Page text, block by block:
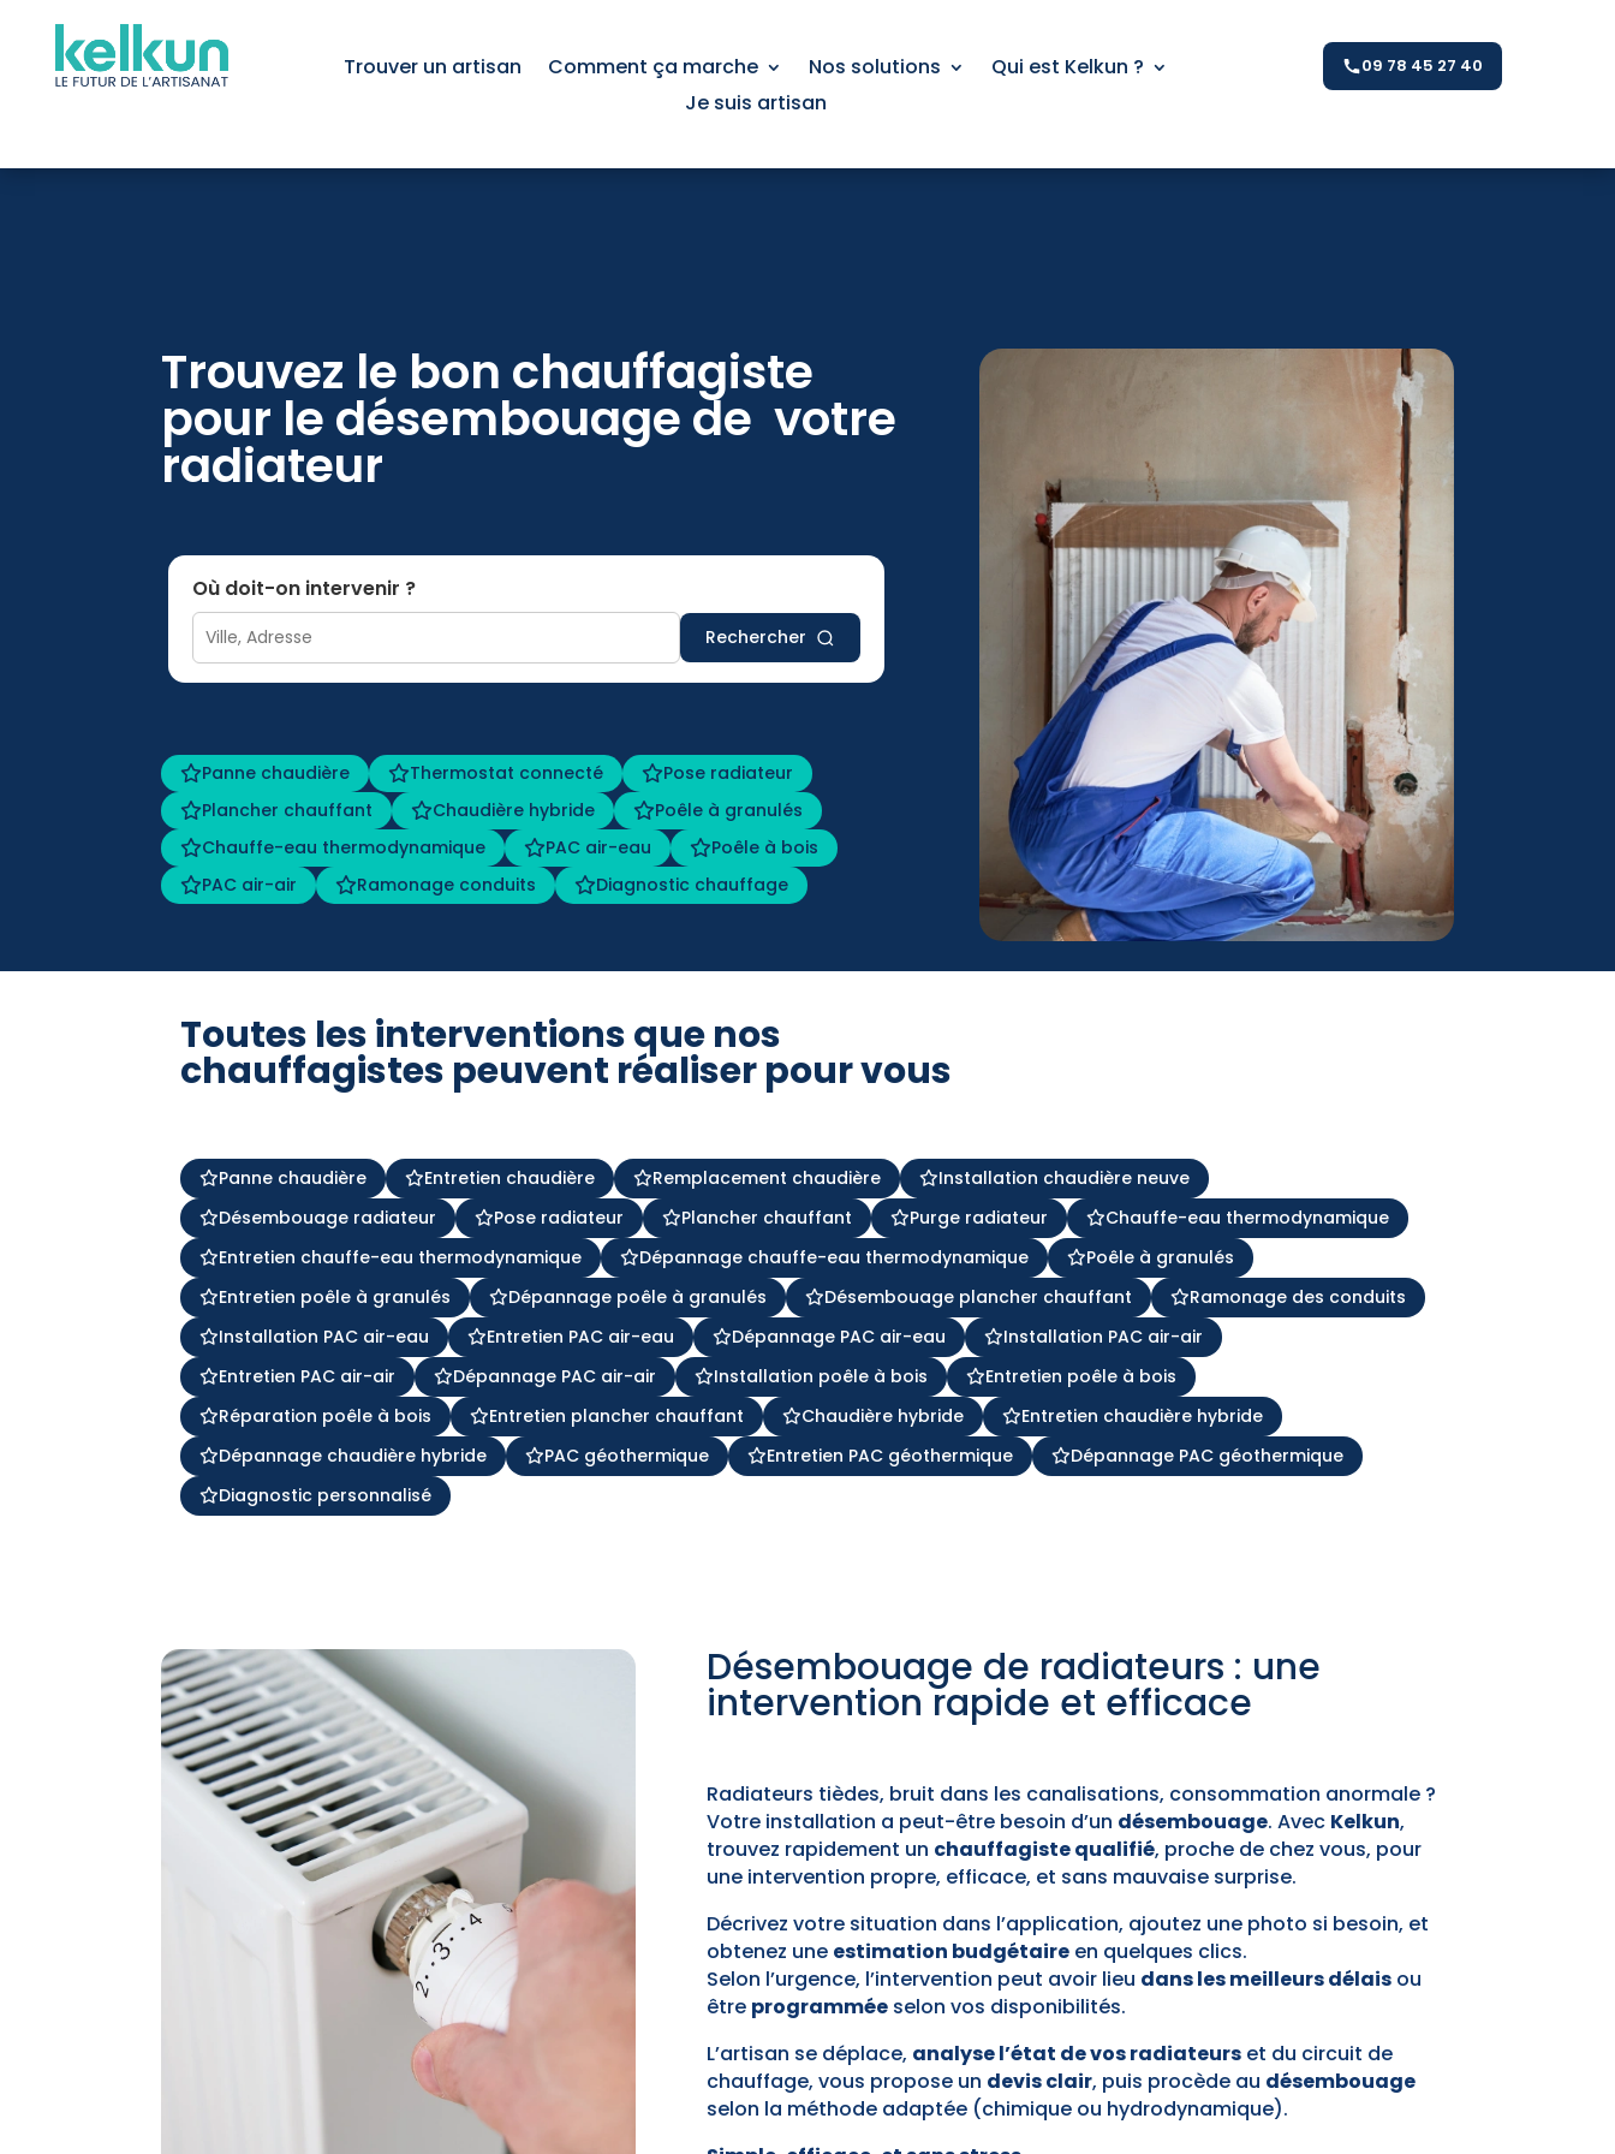
Trouver un artisan Comment ça marche Nos solutions
Qui est Kelkun ?
Je suis artisan
09 78 45 27 40
Trouvez le bon chauffagiste
pour le désembouage de votre
radiateur
Où doit-on intervenir ?
Rechercher
Panne chaudière Thermostat connecté
Pose radiateur
Plancher chauffant
Chaudière hybride
Poêle à granulés
Chauffe-eau thermodynamique
PAC air-eau
Poêle à bois
PAC air-air
Ramonage conduits Diagnostic chauffage
Toutes les interventions que nos
chauffagistes peuvent réaliser pour vous
Panne chaudière Entretien chaudière Remplacement chaudière
Installation chaudière neuve
Désembouage radiateur
Pose radiateur Plancher chauffant Purge radiateur
Chauffe-eau thermodynamique
Entretien chauffe-eau thermodynamique
Dépannage chauffe-eau thermodynamique
Poêle à granulés
Entretien poêle à granulés
Dépannage poêle à granulés Désembouage plancher chauffant
Ramonage des conduits
Installation PAC air-eau
Entretien PAC air-eau Dépannage PAC air-eau
Installation PAC air-air
Entretien PAC air-air
Dépannage PAC air-air Installation poêle à bois
Entretien poêle à bois
Réparation poêle à bois
Entretien plancher chauffant Chaudière hybride
Entretien chaudière hybride
Dépannage chaudière hybride
PAC géothermique Entretien PAC géothermique
Dépannage PAC géothermique
Diagnostic personnalisé
Désembouage de radiateurs : une
intervention rapide et efficace
Radiateurs tièdes, bruit dans les canalisations, consommation anormale ?
Votre installation a peut-être besoin d’un désembouage. Avec Kelkun,
trouvez rapidement un chauffagiste qualifié, proche de chez vous, pour
une intervention propre, efficace, et sans mauvaise surprise.
Décrivez votre situation dans l’application, ajoutez une photo si besoin, et
obtenez une estimation budgétaire en quelques clics.
Selon l’urgence, l’intervention peut avoir lieu dans les meilleurs délais ou
être programmée selon vos disponibilités.
L’artisan se déplace, analyse l’état de vos radiateurs et du circuit de
chauffage, vous propose un devis clair, puis procède au désembouage
selon la méthode adaptée (chimique ou hydrodynamique).